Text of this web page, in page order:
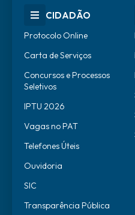
CIDADÃO
Protocolo Online
Carta de Serviços
Concursos e Processos
Seletivos
IPTU 2026
Vagas no PAT
Telefones Úteis
Ouvidoria
SIC
Transparência Pública